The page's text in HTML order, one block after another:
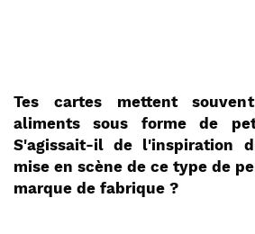
Tes cartes mettent
aliments sous forme de
S'agissait-il de l'inspiration
mise en scène de ce type de
marque de fabrique ?